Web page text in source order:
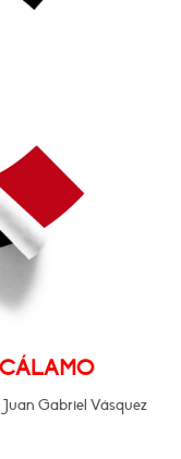
Gabriel Vásquez